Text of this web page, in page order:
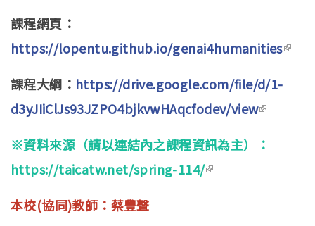
課程網頁：
https://lopentu.github.io/genai4humanities(link
課程大綱： https://drive.google.com/file/d/1-
d3yJIiClJs93JZPO4bjkvwHAqcfodev/view(link is
※資料來源（請以連結內之課程資訊為主）：
https://taicatw.net/spring-114/(link is external)
本校(協同)教師：蔡豐聲